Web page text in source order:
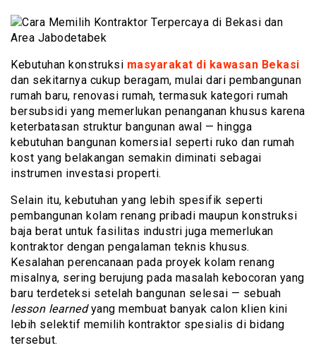
Kebutuhan konstruksi masyarakat di kawasan Bekasi
dan sekitarnya cukup beragam, mulai dari pembangunan
rumah baru, renovasi rumah, termasuk kategori rumah
bersubsidi yang memerlukan penanganan khusus karena
keterbatasan struktur bangunan awal — hingga
kebutuhan bangunan komersial seperti ruko dan rumah
kost yang belakangan semakin diminati sebagai
instrumen investasi properti.
Selain itu, kebutuhan yang lebih spesifik seperti
pembangunan kolam renang pribadi maupun konstruksi
baja berat untuk fasilitas industri juga memerlukan
kontraktor dengan pengalaman teknis khusus.
Kesalahan perencanaan pada proyek kolam renang
misalnya, sering berujung pada masalah kebocoran yang
baru terdeteksi setelah bangunan selesai — sebuah
lesson learnedyang membuat banyak calon klien kini
lebih selektif memilih kontraktor spesialis di bidang
tersebut.